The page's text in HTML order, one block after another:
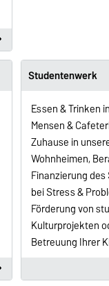
Studentenwerk
Essen & Trinken
Mensen &
Zuhause in
Wohnheimen,
Finanzierung
bei Stress &
Förderung von
Kulturprojekten
Betreuung Ihrer